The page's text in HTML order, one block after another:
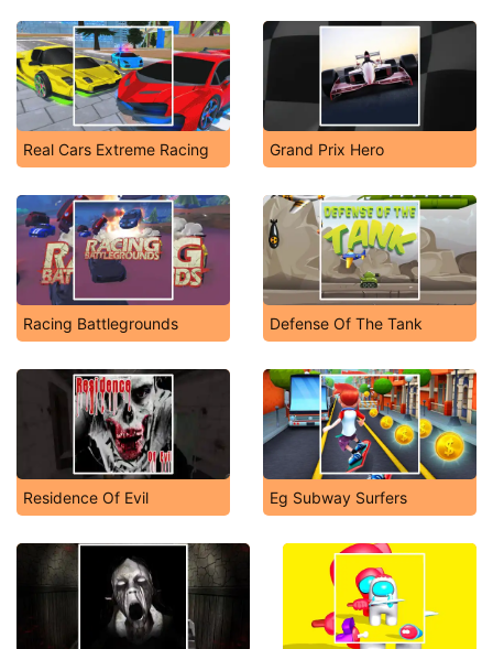
Real Cars Extreme Racing Grand Prix Hero
Racing Battlegrounds Defense Of The Tank
Residence Of Evil Eg Subway Surfers